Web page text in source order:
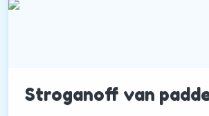
Stroganoff van